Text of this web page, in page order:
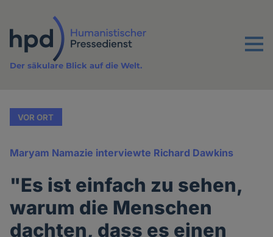
Inhalt
Menu
Der säkulare Blick auf die Welt.
VOR ORT
Maryam Namazie interviewte Richard Dawkins
"Es ist einfach zu sehen,
warum die Menschen
dachten, dass es einen